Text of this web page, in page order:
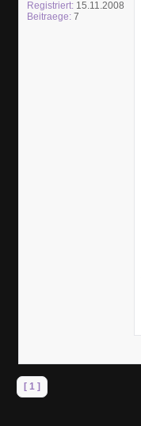
Registriert: 15.11.2008
Beitraege: 7
[ 1 ]